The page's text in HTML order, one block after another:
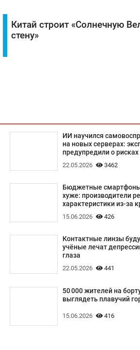
Китай строит «Солнечную
стену»
ИИ научился
на новых серверах:
предупредили о рисках
22.05.2026 3462
Бюджетные смартфоны
хуже: производители
характеристики из-за
15.06.2026 426
Контактные линзы
учёные лечат
глаза
22.05.2026 441
50 000 жителей на
выглядеть плавучий
15.06.2026 416